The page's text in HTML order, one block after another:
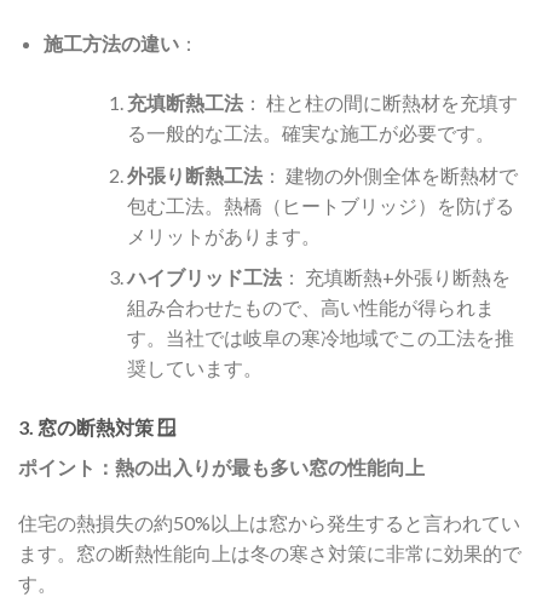
施工方法の違い：
充填断熱工法： 柱と柱の間に断熱材を充填す
る一般的な工法。確実な施工が必要です。
外張り断熱工法： 建物の外側全体を断熱材で
包む工法。熱橋（ヒートブリッジ）を防げる
メリットがあります。
ハイブリッド工法： 充填断熱+外張り断熱を
組み合わせたもので、高い性能が得られま
す。当社では岐阜の寒冷地域でこの工法を推
奨しています。
3. 窓の断熱対策 🪟
ポイント：熱の出入りが最も多い窓の性能向上
住宅の熱損失の約50%以上は窓から発生すると言われてい
ます。窓の断熱性能向上は冬の寒さ対策に非常に効果的で
す。